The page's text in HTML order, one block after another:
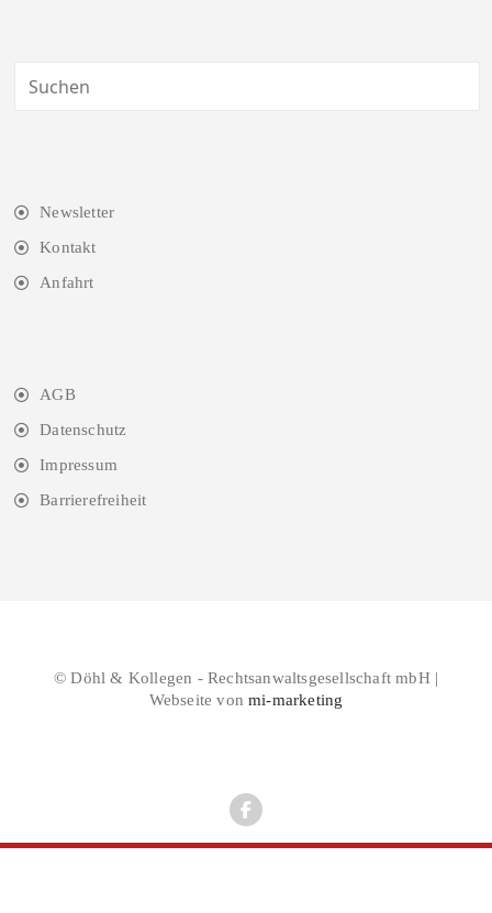
Newsletter
Kontakt
Anfahrt
AGB
Datenschutz
Impressum
Barrierefreiheit
© Döhl & Kollegen - Rechtsanwaltsgesellschaft mbH |
Webseite vonmi-marketing